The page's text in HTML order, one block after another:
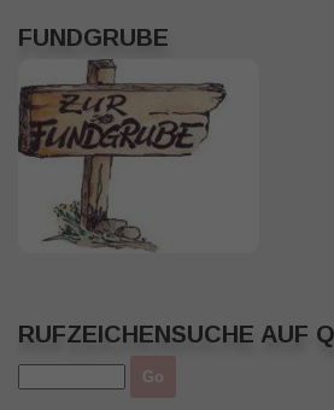
FUNDGRUBE
RUFZEICHENSUCHE AUF